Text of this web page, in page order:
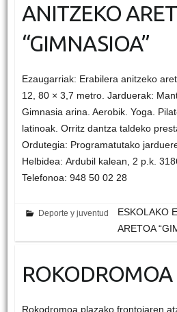
ANITZEKO
“GIMNASIOA”
Ezaugarriak: Erabilera anitzeko
12, 80 × 3,7 metro. Jarduerak:
Gimnasia arina. Aerobik. Yoga.
latinoak. Orritz dantza taldeko
Ordutegia: Programatutako
Helbidea: Ardubil kalean, 2 p.k.
Telefonoa: 948 50 02 28
Deporte y juventud
ESKOLAKO
ARETOA
ROKODROMOA
Rokodromoa plazako frontoiaren